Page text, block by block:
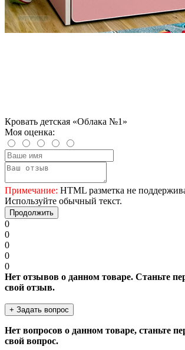
Кровать детская «Облака №1»
Моя оценка:
Примечание: HTML разметка не
Используйте обычный текст.
Продолжить
0
0
0
0
0
Нет отзывов о данном товаре. Станьте
свой отзыв.
+ Задать вопрос
Нет вопросов о данном товаре, станьте
свой вопрос.